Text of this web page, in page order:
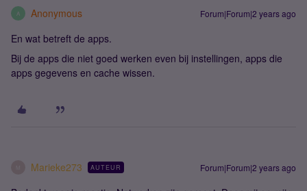
A Anonymous Forum|Forum|2 years ago
En wat betreft de apps.
Bij de apps die niet goed werken even bij instellingen, apps die
apps gegevens en cache wissen.
Marieke273 AUTEUR Forum|Forum|2 years ago